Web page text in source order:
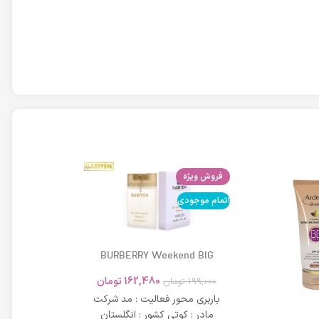
فروش ویژه
اتمام موجودی
BURBERRY Weekend BIG
199,000 تومان 162,480تومان
باربری محور فعالیت : مد شرکت
مادر : کوتی کشور : انگلستان